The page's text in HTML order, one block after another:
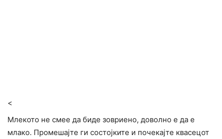
<
Млекото не смее да биде зовриено, доволно е да е
млако. Промешајте ги состојките и почекајте квасецот